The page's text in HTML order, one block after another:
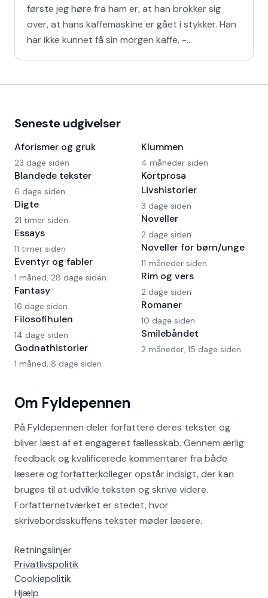
første jeg høre fra ham er, at han brokker sig
over, at hans kaffemaskine er gået i stykker. Han
har ikke kunnet få sin morgen kaffe, -
Om Fyldepennen
På Fyldepennen deler forfattere deres tekster og
bliver læst af et engageret fællesskab. Gennem ærlig
feedback og kvalificerede kommentarer fra både
læsere og forfatterkolleger opstår indsigt, der kan
bruges til at udvikle teksten og skrive videre.
Forfatternetværket er stedet, hvor
skrivebordsskuffens tekster møder læsere.
Retningslinjer
Privatlivspolitik
Cookiepolitik
Hjælp
Seneste udgivelser
Aforismer og gruk
23 dage siden
Blandede tekster
6 dage siden
Digte
21 timer siden
Essays
11 timer siden
Eventyr og fabler
1 måned, 28 dage siden
Fantasy
16 dage siden
Filosofihulen
14 dage siden
Godnathistorier
1 måned, 8 dage siden
Klummen
4 måneder siden
Kortprosa
Livshistorier
3 dage siden
Noveller
2 dage siden
Noveller for børn/unge
11 måneder siden
Rim og vers
2 dage siden
Romaner
10 dage siden
Smilebåndet
2 måneder, 15 dage siden